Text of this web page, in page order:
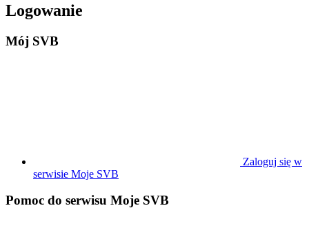
Logowanie
Mój SVB
Zaloguj się w
serwisie Moje SVB
Pomoc do serwisu Moje SVB